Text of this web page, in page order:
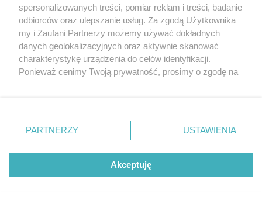
Reklama Tematy Archiwum artykułów
Strona korzysta z plików cookies w celu realizacji usług. Pozostając na niej,
wyrażasz zgodę na ich wykorzystanie. Więcej informacji w polityce
prywatności.
spersonalizowanych treści, pomiar reklam i treści, badanie
odbiorców oraz ulepszanie usług. Za zgodą Użytkownika
my i Zaufani Partnerzy możemy używać dokładnych
danych geolokalizacyjnych oraz aktywnie skanować
charakterystykę urządzenia do celów identyfikacji.
Ponieważ cenimy Twoją prywatność, prosimy o zgodę na
znajdujący się w lewym dolnym rogu strony
. Niektóre
rodzaje przetwarzania danych nie wymagają zgody
użytkownika, ale masz prawo sprzeciwić się takiemu
przetwarzaniu. Preferencje będą miały zastosowania tylko
na tej witrynie.
PARTNERZY USTAWIENIA
Akceptuję